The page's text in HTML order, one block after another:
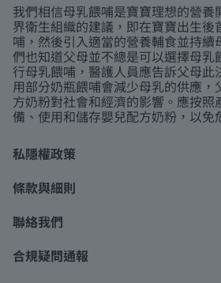
我們相信母乳餵哺是寶寶理想的營養
界衛生組織的建議，即在寶寶出生後
哺，然後引入適當的營養輔食並持
們也知道父母並不總是可以選擇母乳
行母乳餵哺，醫護人員應告訴父母此
用部分奶瓶餵哺會減少母乳的供應
方奶粉對社會和經濟的影響。應按照
備、使用和儲存嬰兒配方奶粉，以免
私隱權政策
條款與細則
聯絡我們
合規疑問通報